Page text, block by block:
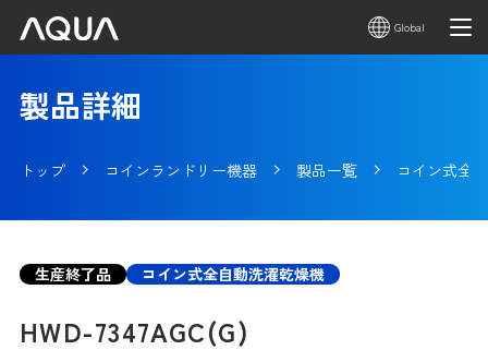
Global
製品詳細
トップ コインランドリー機器 製品一覧 コイン式全
生産終了品 コイン式全自動洗濯乾燥機
HWD-7347AGC(G)